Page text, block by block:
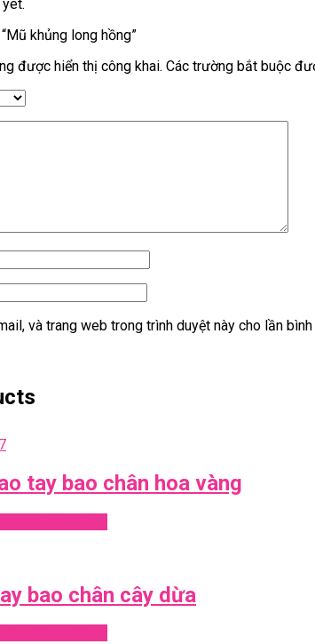
khủng long hồng”
được hiển thị công khai. Các trường bắt buộc
và trang web trong trình duyệt này cho lần
tay bao chân hoa vàng
bao chân cây dừa